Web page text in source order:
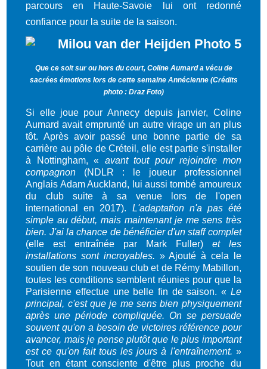
parcours en Haute-Savoie lui ont redonné
confiance pour la suite de la saison.
Que ce soit sur ou hors du court, Coline Aumard a vécu de
sacrées émotions lors de cette semaine Annécienne (Crédits
photo : Draz Foto)
Si elle joue pour Annecy depuis janvier, Coline
Aumard avait emprunté un autre virage un an plus
tôt. Après avoir passé une bonne partie de sa
carrière au pôle de Créteil, elle est partie s'installer
à Nottingham, « avant tout pour rejoindre mon
compagnon (NDLR : le joueur professionnel
Anglais Adam Auckland, lui aussi tombé amoureux
du club suite à sa venue lors de l'open
international en 2017). L'adaptation n'a pas été
simple au début, mais maintenant je me sens très
bien. J'ai la chance de bénéficier d'un staff complet
(elle est entraînée par Mark Fuller) et les
installations sont incroyables. » Ajouté à cela le
soutien de son nouveau club et de Rémy Mabillon,
toutes les conditions semblent réunies pour que la
Parisienne effectue une belle fin de saison. « Le
principal, c'est que je me sens bien physiquement
après une période compliquée. On se persuade
souvent qu'on a besoin de victoires référence pour
avancer, mais je pense plutôt que le plus important
est ce qu'on fait tous les jours à l'entraînement. »
Tout en étant consciente d'être plus proche du